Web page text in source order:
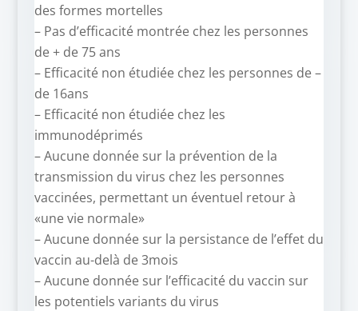
des formes mortelles
– Pas d’efficacité montrée chez les personnes
de + de 75 ans
– Efficacité non étudiée chez les personnes de –
de 16ans
– Efficacité non étudiée chez les
immunodéprimés
– Aucune donnée sur la prévention de la
transmission du virus chez les personnes
vaccinées, permettant un éventuel retour à
«une vie normale»
– Aucune donnée sur la persistance de l’effet du
vaccin au-delà de 3mois
– Aucune donnée sur l’efficacité du vaccin sur
les potentiels variants du virus